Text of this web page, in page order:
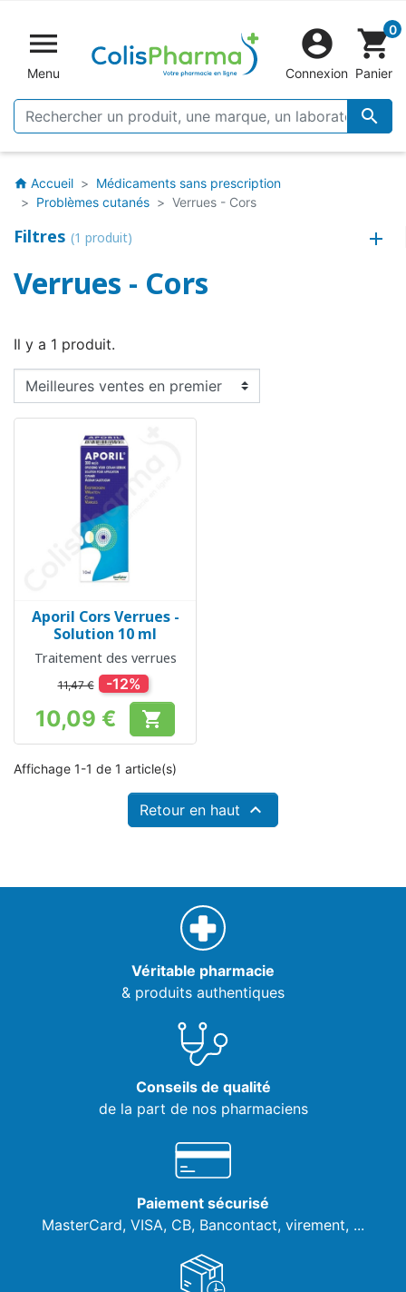

Menu


Connexion
shopping_cart0
Panier
home Accueil
Médicaments sans prescription
Problèmes cutanés
Verrues - Cors
Filtres (1 produit)
Verrues - Cors
Il y a 1 produit.
Aporil Cors Verrues -
Solution 10 ml
Traitement des verrues
11,47 € -12%
Prix
10,09 € 
Affichage 1-1 de 1 article(s)
Retour en haut 
Véritable pharmacie
& produits authentiques
Conseils de qualité
de la part de nos pharmaciens
Paiement sécurisé
MasterCard, VISA, CB, Bancontact, virement, ...